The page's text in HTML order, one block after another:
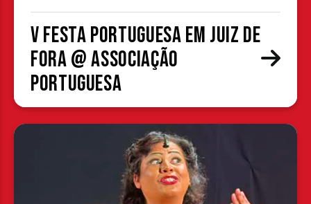
V Festa Portuguesa em Juiz de
Fora @ Associação
Portuguesa